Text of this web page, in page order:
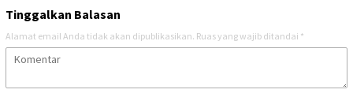
Tinggalkan Balasan
Alamat email Anda tidak akan dipublikasikan. Ruas yang wajib ditandai *